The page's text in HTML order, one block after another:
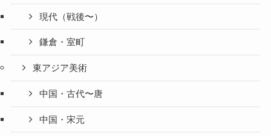
現代（戦後〜）
鎌倉・室町
東アジア美術
中国・古代〜唐
中国・宋元